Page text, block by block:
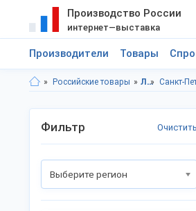
Производство России
интернет—выставка
Производители Товары
Российские товары Ленинградская область Санкт-
Фильтр Очистить
Выберите регион